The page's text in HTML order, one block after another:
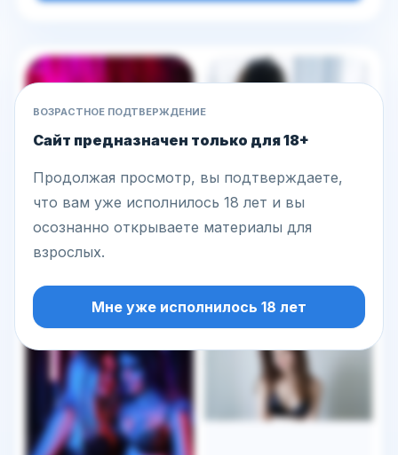
Другие фото этой модели
ВОЗРАСТНОЕ ПОДТВЕРЖДЕНИЕ
Сайт предназначен только для 18+
Продолжая просмотр, вы подтверждаете,
что вам уже исполнилось 18 лет и вы
осознанно открываете материалы для
взрослых.
Мне уже исполнилось 18 лет